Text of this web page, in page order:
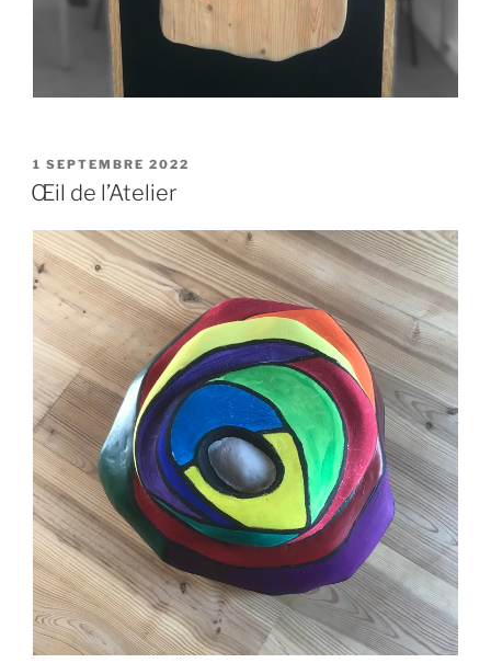
PUBLIÉ
LE
1 SEPTEMBRE 2022
Œil de l’Atelier